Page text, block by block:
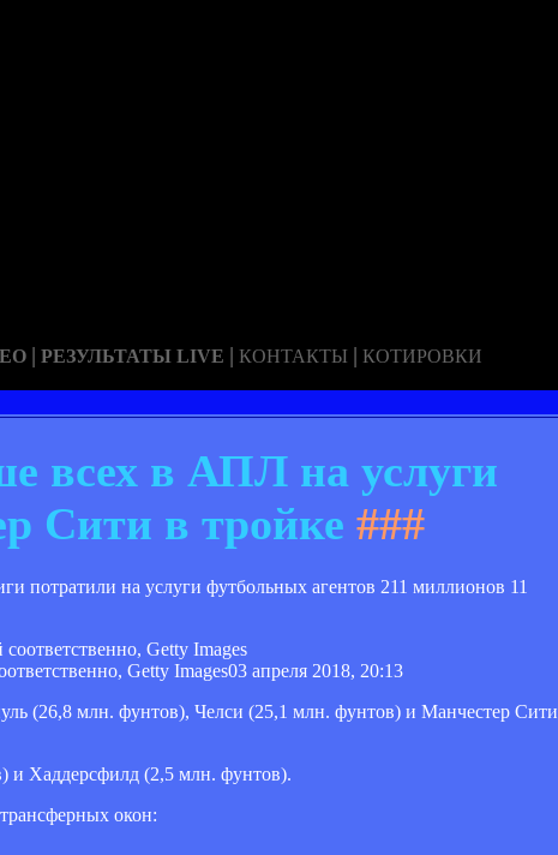
| РЕЗУЛЬТАТЫ LIVE | КОНТАКТЫ | КОТИРОВКИ
всех в АПЛ на услуги
Сити в тройке ###
потратили на услуги футбольных агентов 211 миллионов 11
Getty Images03 апреля 2018, 20:13
(26,8 млн. фунтов), Челси (25,1 млн. фунтов) и Манчестер Сити
и Хаддерсфилд (2,5 млн. фунтов).
окон: